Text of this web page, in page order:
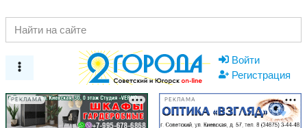
Войти
Регистрация
РЕКЛАМА РЕКЛАМА